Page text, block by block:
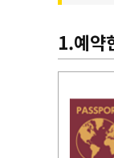
1.예약